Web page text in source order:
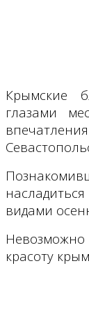
Крымские
глазами
видами
Невозможно
красоту